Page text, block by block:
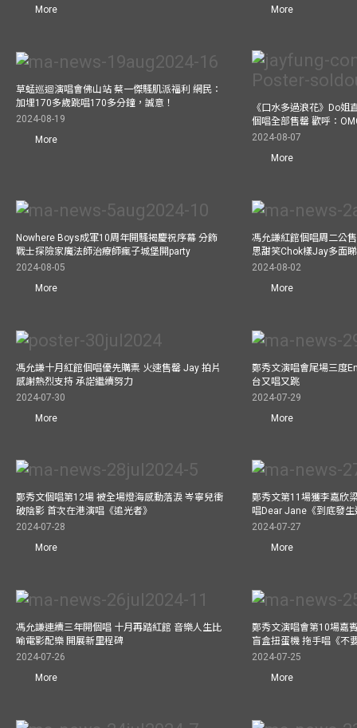
More
More
草蜢巡迴演唱會佛山站 蔡一傑騷肌派福利 網民：
加埋170多歲跳唱170多分鐘，誠意！
2024-08-19
More
《口水多過浪花》Do姐
個唱全部售罄 歡呼：
2024-08-07
More
Nowhere Boys成軍10周年開騷揭慶祝序幕 分飾
戰士探險家魔法師治療師瘋子城堡開party
2024-08-05
More
馮允謙紅館個唱周二公
思甜笑Chok樣Jay多面睇
2024-08-02
More
馮允謙十月紅館個唱優先購票 火速售罄 Jay 拍片
感謝熱烈支持 承諾繼續努力
2024-07-30
More
鄭秀文演唱會尾場三度
台又唱又跳
2024-07-29
More
鄭秀文個唱第12場 被全場燈海感動落淚 岑寧兒衝
破陰影 首次在港演唱《追光者》
2024-07-28
More
鄭秀文第11場獲李嘉欣
唱Dear Jane《到底發
2024-07-27
More
馮允謙連續三年開個唱 十月再踏紅館 音樂人生比
喻電影配樂 開展新里程碑
2024-07-26
More
鄭秀文演唱會第10場嘉
盲盒扭蛋機 拖手唱《不
2024-07-25
More